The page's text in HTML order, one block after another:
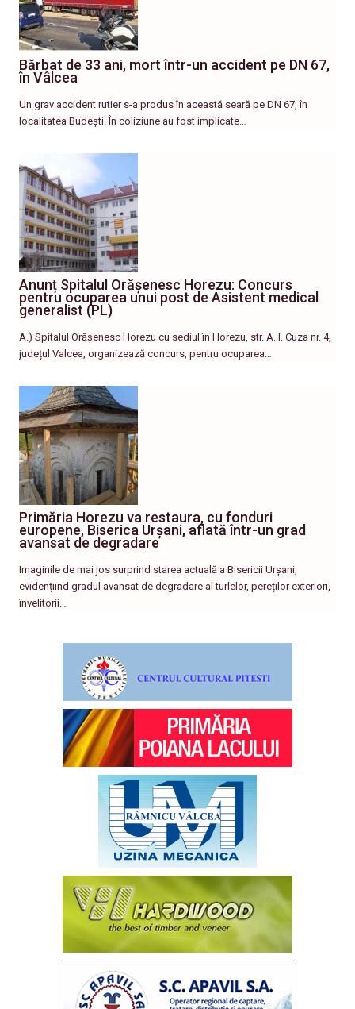
Bărbat de 33 ani, mort într-un accident pe DN 67,
în Vâlcea
Un grav accident rutier s-a produs în această seară pe DN 67, în
localitatea Budești. În coliziune au fost implicate…
Anunț Spitalul Orășenesc Horezu: Concurs
pentru ocuparea unui post de Asistent medical
generalist (PL)
A.) Spitalul Orășenesc Horezu cu sediul în Horezu, str. A. I. Cuza nr. 4,
județul Valcea, organizează concurs, pentru ocuparea…
Primăria Horezu va restaura, cu fonduri
europene, Biserica Urșani, aflată într-un grad
avansat de degradare
Imaginile de mai jos surprind starea actuală a Bisericii Urșani,
evidențiind gradul avansat de degradare al turlelor, pereților exteriori,
învelitorii…